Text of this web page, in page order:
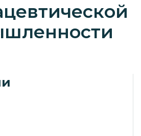
цевтической
шленности